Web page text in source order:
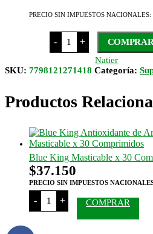
PRECIO SIN IMPUESTOS NACIONALES:
-
Natier
Calmatoxin
Roll
cantidad
+
COMPRAR
Natier
SKU: 7798121271418 Categoría:
Productos
Blue King Masticable x 30
$37.150
PRECIO SIN IMPUESTOS
-
Blue
King
Masticable
+ COMPRAR